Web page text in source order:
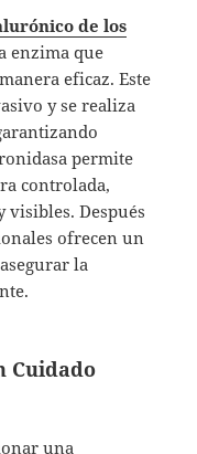
de los
enzima que
eficaz. Este
y se realiza
permite
controlada,
Después
ofrecen un
la
Cuidado
una